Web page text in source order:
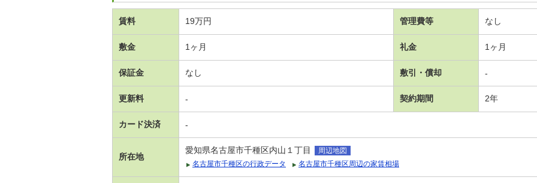
賃料 19万円 管理費等 なし
敷金 1ヶ月 礼金 1ヶ月
保証金 なし 敷引・償却 -
更新料 - 契約期間 2年
カード決済 -
所在地
愛知県名古屋市千種区内山１丁目
周辺地図
名古屋市千種区の行政データ
名古屋市千種区周辺の家賃相場